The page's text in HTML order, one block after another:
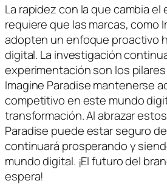
La rapidez con la que cambia
requiere que las marcas, como
adopten un enfoque proactivo
digital. La investigación
experimentación son los
Imagine Paradise mantenerse
competitivo en este mundo
transformación. Al abrazar
Paradise puede estar seguro
continuará prosperando y
mundo digital. ¡El futuro del
espera!